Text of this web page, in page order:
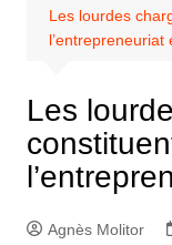
Les lourdes
l’entrepreneuriat
Les
Agnès Molitor